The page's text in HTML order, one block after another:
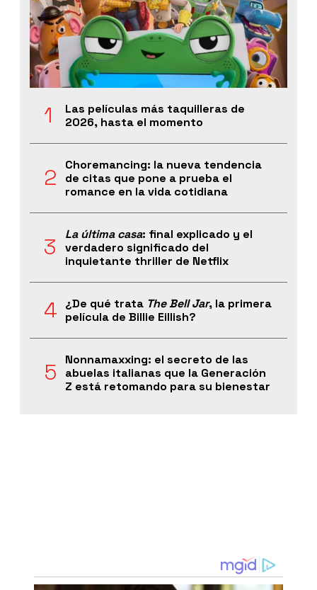
Las películas más taquilleras de
2026, hasta el momento
Choremancing: la nueva tendencia
de citas que pone a prueba el
romance en la vida cotidiana
La última casa: final explicado y el
verdadero significado del
inquietante thriller de Netflix
¿De qué trata The Bell Jar, la primera
película de Billie Eillish?
Nonnamaxxing: el secreto de las
abuelas italianas que la Generación
Z está retomando para su bienestar